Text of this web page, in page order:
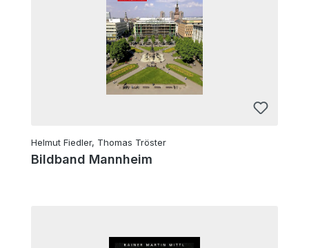
Helmut Fiedler, Thomas Tröster
Bildband Mannheim